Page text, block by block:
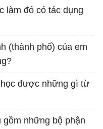
làm đó có tác dụng
(thành phố) của em
được những gì từ
những bộ phận